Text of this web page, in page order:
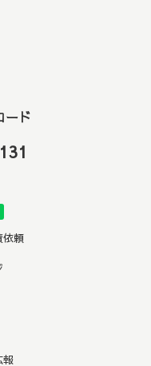
ード
依頼
報